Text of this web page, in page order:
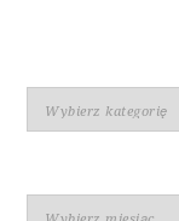
przepisów